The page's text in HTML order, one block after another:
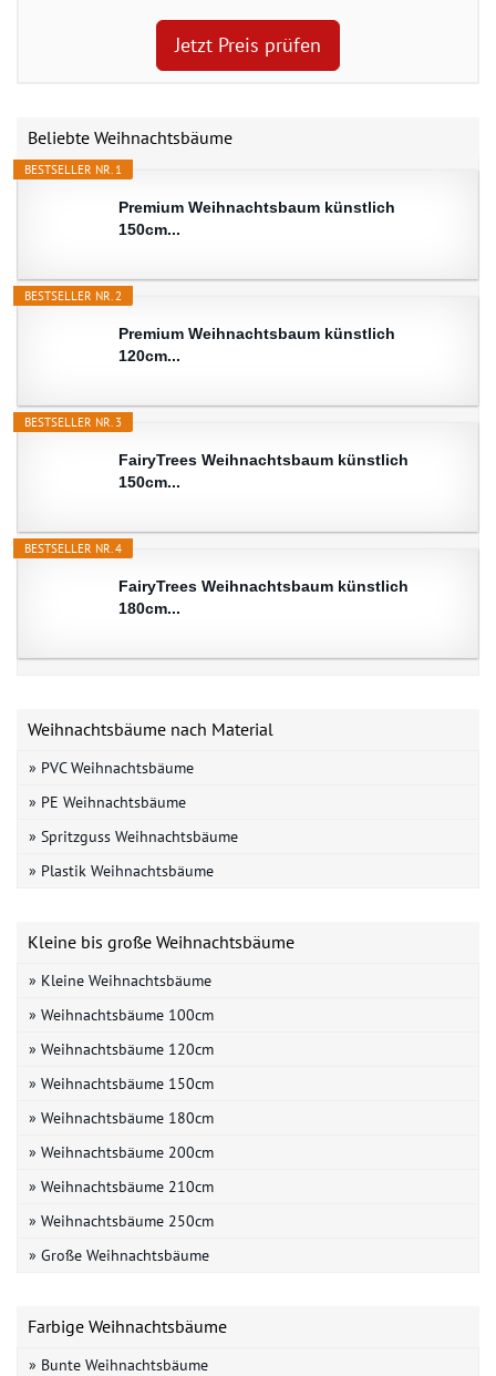
Jetzt Preis prüfen
Beliebte Weihnachtsbäume
BESTSELLER NR. 1
Premium Weihnachtsbaum künstlich
150cm...
BESTSELLER NR. 2
Premium Weihnachtsbaum künstlich
120cm...
BESTSELLER NR. 3
FairyTrees Weihnachtsbaum künstlich
150cm...
BESTSELLER NR. 4
FairyTrees Weihnachtsbaum künstlich
180cm...
Weihnachtsbäume nach Material
» PVC Weihnachtsbäume
» PE Weihnachtsbäume
» Spritzguss Weihnachtsbäume
» Plastik Weihnachtsbäume
Kleine bis große Weihnachtsbäume
» Kleine Weihnachtsbäume
» Weihnachtsbäume 100cm
» Weihnachtsbäume 120cm
» Weihnachtsbäume 150cm
» Weihnachtsbäume 180cm
» Weihnachtsbäume 200cm
» Weihnachtsbäume 210cm
» Weihnachtsbäume 250cm
» Große Weihnachtsbäume
Farbige Weihnachtsbäume
» Bunte Weihnachtsbäume